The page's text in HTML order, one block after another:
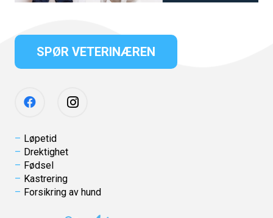
SPØR VETERINÆREN
Løpetid
Drektighet
Fødsel
Kastrering
Forsikring av hund